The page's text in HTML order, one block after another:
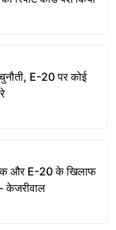
E-20 पर कोई
और E-20 के खिलाफ
केजरीवाल